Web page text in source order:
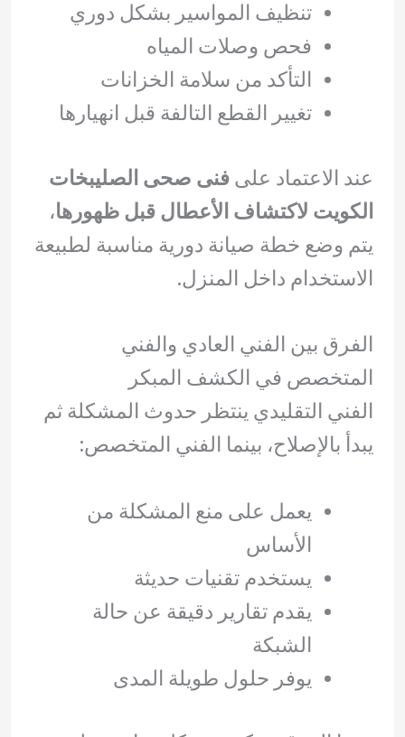
تنظيف المواسير بشكل دوري
فحص وصلات المياه
التأكد من سلامة الخزانات
تغيير القطع التالفة قبل انهيارها
عند الاعتماد علىفنى صحى الصليبخات
الكويت لاكتشاف الأعطال قبل ظهورها،
يتم وضع خطة صيانة دورية مناسبة لطبيعة
الاستخدام داخل المنزل.
الفرق بين الفني العادي والفني
المتخصص في الكشف المبكر
الفني التقليدي ينتظر حدوث المشكلة ثم
يبدأ بالإصلاح، بينما الفني المتخصص:
يعمل على منع المشكلة من
الأساس
يستخدم تقنيات حديثة
يقدم تقارير دقيقة عن حالة
الشبكة
يوفر حلول طويلة المدى